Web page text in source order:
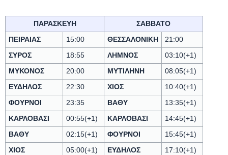
ΠΑΡΑΣΚΕΥΗ ΣΑΒΒΑΤΟ
ΠΕΙΡΑΙΑΣ 15:00 ΘΕΣΣΑΛΟΝΙΚΗ 21:00
ΣΥΡΟΣ 18:55 ΛΗΜΝΟΣ 03:10(+1)
ΜΥΚΟΝΟΣ 20:00 ΜΥΤΙΛΗΝΗ 08:05(+1)
ΕΥΔΗΛΟΣ 22:30 ΧΙΟΣ 10:40(+1)
ΦΟΥΡΝΟΙ 23:35 ΒΑΘΥ 13:35(+1)
ΚΑΡΛΟΒΑΣΙ 00:55(+1) ΚΑΡΛΟΒΑΣΙ 14:45(+1)
ΒΑΘΥ 02:15(+1) ΦΟΥΡΝΟΙ 15:45(+1)
ΧΙΟΣ 05:00(+1) ΕΥΔΗΛΟΣ 17:10(+1)